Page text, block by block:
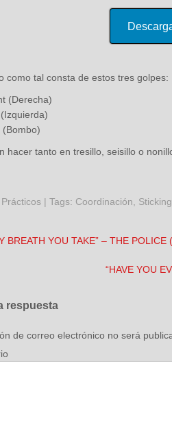
como tal consta de estos tres golpes:
(Derecha)
(Bombo)
hacer tanto en tresillo, seisillo o
| Tags: Coordinación Sticking
BREATH YOU TAKE” – THE POLICE
“HAVE YOU
respuesta
de correo electrónico no será